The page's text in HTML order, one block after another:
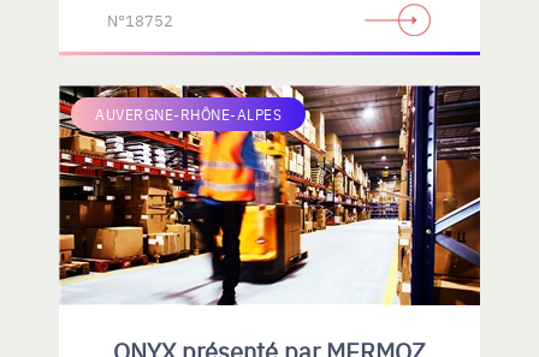
N°18752
AUVERGNE-RHÔNE-ALPES
ONYX présenté par MERMOZ